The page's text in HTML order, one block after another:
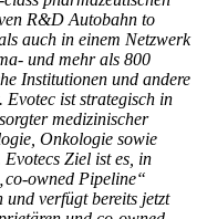
R&D Autobahn to
auch in einem Netzwerk
und mehr als 800
Institutionen und andere
Evotec ist strategisch in
medizinischer
Onkologie sowie
Ziel ist es, in
owned Pipeline“
und verfügt bereits jetzt